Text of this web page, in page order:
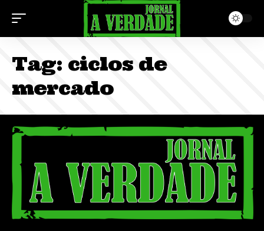
Tag: ciclos de
mercado